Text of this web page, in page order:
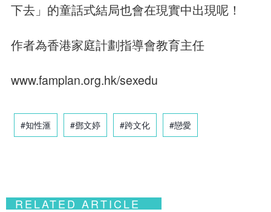
下去」的童話式結局也會在現實中出現呢！
作者為香港家庭計劃指導會教育主任
www.famplan.org.hk/sexedu
#知性滙 #鄧文婷 #跨文化 #戀愛
RELATED ARTICLE